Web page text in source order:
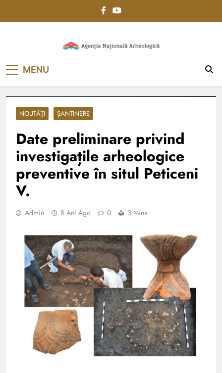
Arheologică
MENU
NOUTĂȚI ȘANTINERE
Date preliminare privind
investigațile arheologice
preventive în situl Peticeni
V.
Admin 8 Ani Ago 0 3 Mins